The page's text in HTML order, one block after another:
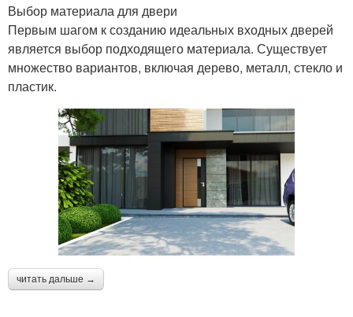
Выбор материала для двери
Первым шагом к созданию идеальных входных дверей
является выбор подходящего материала. Существует
множество вариантов, включая дерево, металл, стекло и
пластик.
читать дальше →